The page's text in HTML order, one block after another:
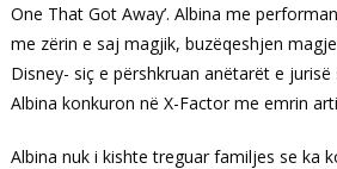
One That Got Away’. Albina me
me zërin e saj magjik, buzëqeshjen
Disney- siç e përshkruan anëtarët e
Albina konkuron në X-Factor me emrin
Albina nuk i kishte treguar familjes se ka